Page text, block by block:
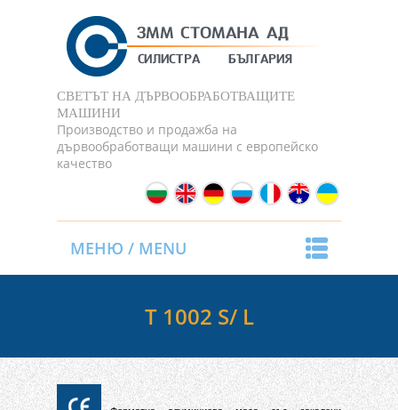
СВЕТЪТ НА ДЪРВООБРАБОТВАЩИТЕ
МАШИНИ
Производство и продажба на
дървообработващи машини с европейско
качество
МЕНЮ / MENU
T 1002 S/ L